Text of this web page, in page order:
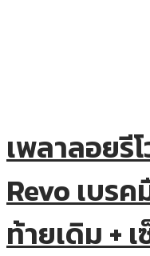
เพลาลอยรี
Revo เบร
ท้ายเดิม +